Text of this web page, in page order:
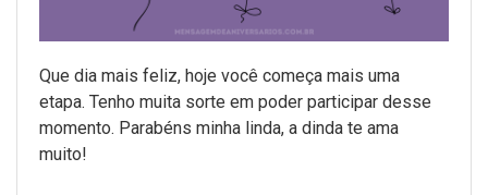
Que dia mais feliz, hoje você começa mais uma
etapa. Tenho muita sorte em poder participar desse
momento. Parabéns minha linda, a dinda te ama
muito!